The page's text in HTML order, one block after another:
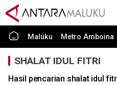
Maluku Metro Amboina
SHALAT IDUL FITRI
Hasil pencarian shalat idul